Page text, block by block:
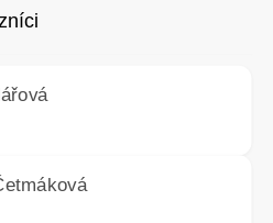
je 5 z 5 hvězdiček.
je 5 z 5 hvězdiček.